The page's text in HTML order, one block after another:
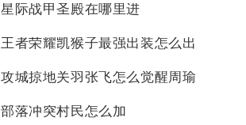
星际战甲圣殿在哪里进
王者荣耀凯猴子最强出装怎么出
攻城掠地关羽张飞怎么觉醒周瑜
部落冲突村民怎么加